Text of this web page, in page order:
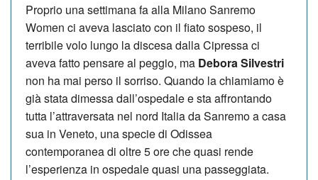
Proprio una settimana fa alla Milano Sanremo
Women ci aveva lasciato con il fiato sospeso, il
terribile volo lungo la discesa dalla Cipressa ci
aveva fatto pensare al peggio, ma Debora Silvestri
non ha mai perso il sorriso. Quando la chiamiamo è
già stata dimessa dall’ospedale e sta affrontando
tutta l’attraversata nel nord Italia da Sanremo a casa
sua in Veneto, una specie di Odissea
contemporanea di oltre 5 ore che quasi rende
l’esperienza in ospedale quasi una passeggiata.